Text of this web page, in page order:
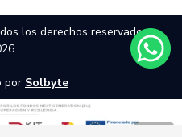
los derechos reservados –
por Solbyte